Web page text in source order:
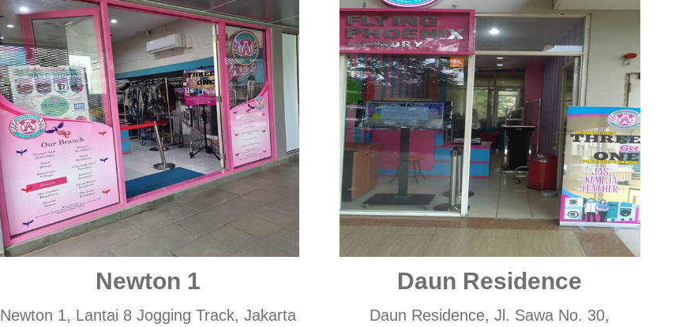
Newton 1
Newton 1, Lantai 8 Jogging Track, Jakarta
Daun Residence
Daun Residence, Jl. Sawa No. 30,